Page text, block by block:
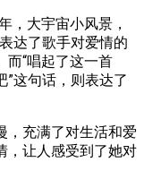
，大宇宙小风景，
达了歌手对爱情的
而“唱起了这一首
这句话，则表达了
，充满了对生活和爱
，让人感受到了她对